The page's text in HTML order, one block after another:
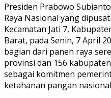
Presiden Prabowo
Raya Nasional yang
Kecamatan Jati 7,
Barat, pada Senin, 7 April
bagian dari panen raya
provinsi dan 156
sebagai komitmen
ketahanan pangan